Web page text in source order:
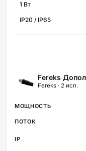
МОЩНОСТЬ
1 Вт
ЗАЩИТА
Fereks
Fereks · 2 исп.